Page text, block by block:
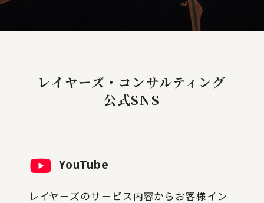
レイヤーズ・コンサルティング
公式SNS
YouTube
レイヤーズのサービス内容からお客様イン